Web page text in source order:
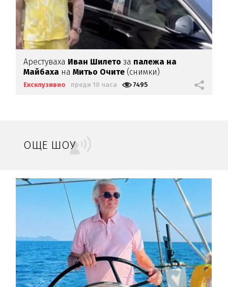
Арестуваха Иван Шилетоза палежа на
Майбаха наМитьо Очите (снимки)
Ексклузивно преди 10 часа 7495
ОЩЕ ШОУ